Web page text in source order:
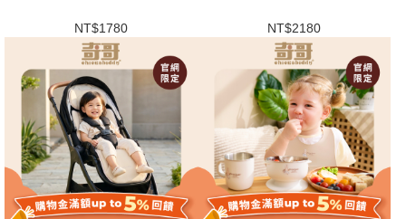
NT$1780 NT$2180